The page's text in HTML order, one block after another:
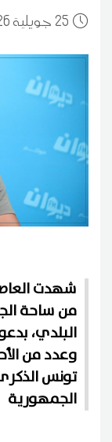
25 20:54 2026 جويلية
شهدت
من ساحة
البلدي،
وعدد من
تونس
الجمهورية